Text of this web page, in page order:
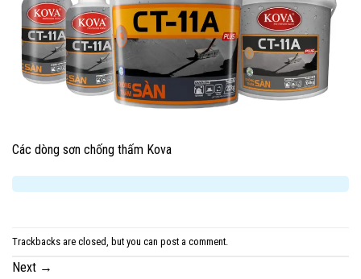
Các dòng sơn chống thấm Kova
Trackbacks are closed, but you can post a comment
Next →